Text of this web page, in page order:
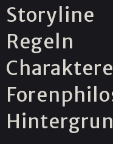
Storyline
Regeln